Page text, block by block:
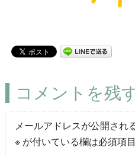
コメントを残
メールアドレスが公開され
※が付いている欄は必須項